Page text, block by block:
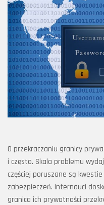
O przekraczaniu granicy
i często. Skala problemu
częściej poruszane są
zabezpieczeń. Internauci
granica ich prywatności